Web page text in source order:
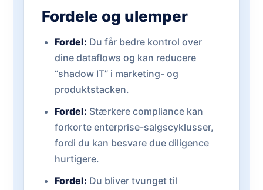
Fordele og ulemper
Fordel: Du får bedre kontrol over
dine dataflows og kan reducere
“shadow IT” i marketing- og
produktstacken.
Fordel: Stærkere compliance kan
forkorte enterprise-salgscyklusser,
fordi du kan besvare due diligence
hurtigere.
Fordel: Du bliver tvunget til